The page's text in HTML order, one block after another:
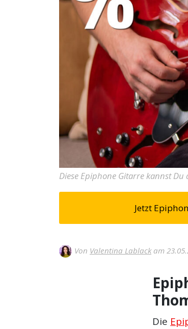
Diese Epiphone Gitarre kannst
Jetzt
Von Valentina Lablack am
Die